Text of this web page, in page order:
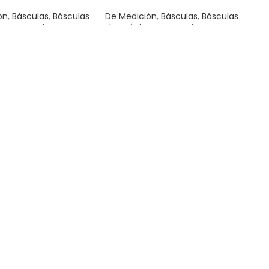
, Básculas, Básculas
Herramientas
De Medición,Básculas,Básculas
Electrónicas
Herramientas